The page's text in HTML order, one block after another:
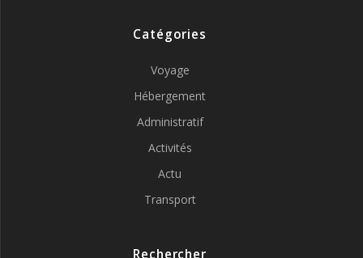
Catégories
Voyage
Hébergement
Administratif
Activités
Actu
Transport
Rechercher